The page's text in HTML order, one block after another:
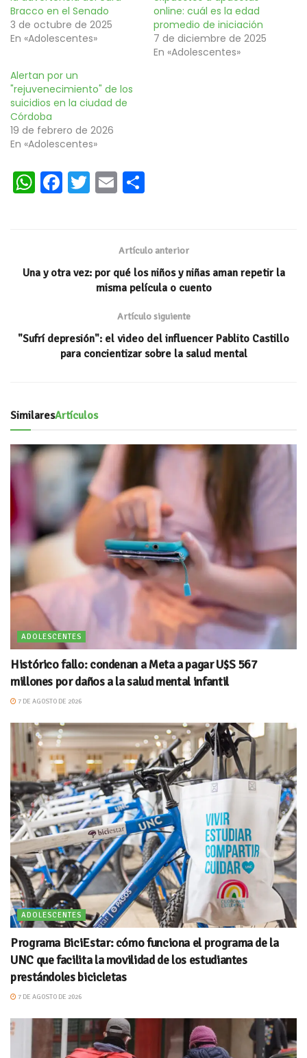
Bracco en el Senado
3 de octubre de 2025
En «Adolescentes»
online: cuál es la edad
promedio de iniciación
7 de diciembre de 2025
En «Adolescentes»
Alertan por un
"rejuvenecimiento" de los
suicidios en la ciudad de
Córdoba
19 de febrero de 2026
En «Adolescentes»
W
A
Fa
k
T
E
l
p
ar
ti
r
Artículo anterior
Una y otra vez: por qué los niños y niñas aman repetir la
misma película o cuento
Artículo siguiente
"Sufrí depresión": el video del influencer Pablito Castillo
para concientizar sobre la salud mental
SimilaresArtículos
ADOLESCENTES
Histórico fallo: condenan a Meta a pagar U$S 567
millones por daños a la salud mental infantil
7 DE AGOSTO DE 2026
ADOLESCENTES
Programa BiciEstar: cómo funciona el programa de la
UNC que facilita la movilidad de los estudiantes
prestándoles bicicletas
7 DE AGOSTO DE 2026